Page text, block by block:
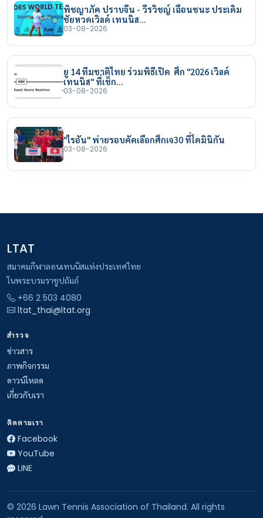
พิชญาภัค ปราบจีน - วีรวิชญ์ เฉือนชนะ ประเดิม
ชัยหวดเวิลด์ เทนนิส…
03-08-2026
ยู 14 ทีมชาติไทย ร่วมพิธีเปิด ศึก "2026 เวิลด์
เทนนิส" ที่เช็ก…
03-08-2026
"ไรอัน" พ่ายรอบคัดเลือกศึกเจ30 ที่โดมินิกัน
03-08-2026
LTAT
สมาคมกีฬาลอนเทนนิสแห่งประเทศไทย
ในพระบรมราชูปถัมภ์
+66 2 503 4080
ltat_thai@ltat.org
สำรวจ
ข่าวสาร
ภาพกิจกรรม
ดาวน์โหลด
เกี่ยวกับเรา
ติดตามเรา
Facebook
YouTube
LINE
© 2026 Lawn Tennis Association of Thailand. All rights